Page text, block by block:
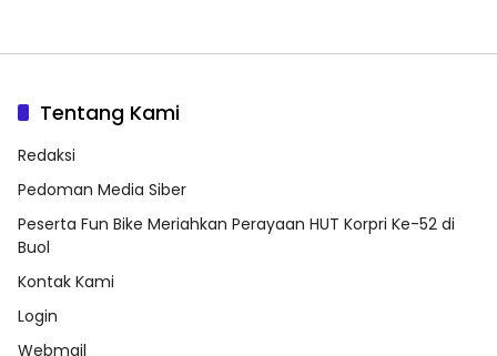
Redaksi
Pedoman Media Siber
Peserta Fun Bike Meriahkan Perayaan HUT Korpri Ke-52 di
Buol
Kontak Kami
Login